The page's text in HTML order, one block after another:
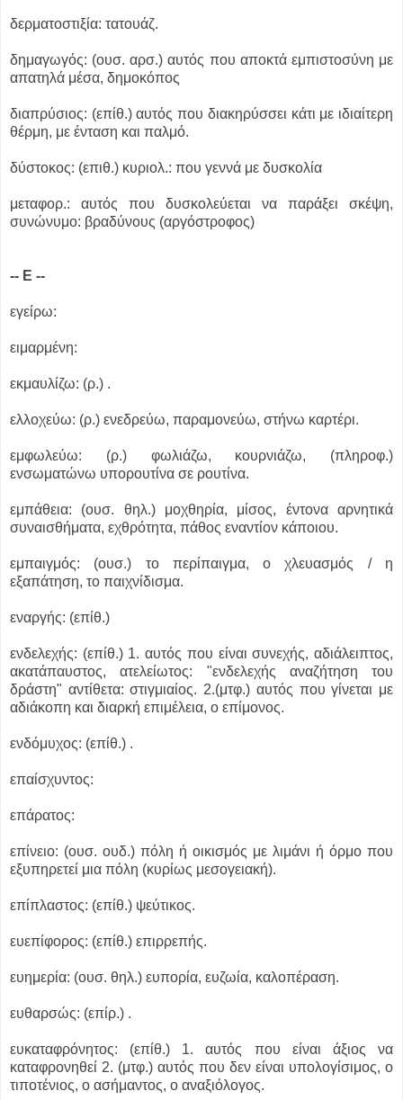
δερματοστιξία: τατουάζ.
δημαγωγός: (ουσ. αρσ.) αυτός που αποκτά εμπιστοσύνη με
απατηλά μέσα, δημοκόπος
διαπρύσιος: (επίθ.) αυτός που διακηρύσσει κάτι με ιδιαίτερη
θέρμη, με ένταση και παλμό.
δύστοκος: (επιθ.) κυριολ.: που γεννά με δυσκολία
μεταφορ.: αυτός που δυσκολεύεται να παράξει σκέψη,
συνώνυμο: βραδύνους (αργόστροφος)
-- Ε --
εγείρω:
ειμαρμένη:
εκμαυλίζω: (ρ.) .
ελλοχεύω: (ρ.) ενεδρεύω, παραμονεύω, στήνω καρτέρι.
εμφωλεύω: (ρ.) φωλιάζω, κουρνιάζω, (πληροφ.)
ενσωματώνω υπορουτίνα σε ρουτίνα.
εμπάθεια: (ουσ. θηλ.) μοχθηρία, μίσος, έντονα αρνητικά
συναισθήματα, εχθρότητα, πάθος εναντίον κάποιου.
εμπαιγμός: (ουσ.) το περίπαιγμα, ο χλευασμός / η
εξαπάτηση, το παιχνίδισμα.
εναργής: (επίθ.)
ενδελεχής: (επίθ.) 1. αυτός που είναι συνεχής, αδιάλειπτος,
ακατάπαυστος, ατελείωτος: "ενδελεχής αναζήτηση του
δράστη" αντίθετα: στιγμιαίος. 2.(μτφ.) αυτός που γίνεται με
αδιάκοπη και διαρκή επιμέλεια, ο επίμονος.
ενδόμυχος: (επίθ.) .
επαίσχυντος:
επάρατος:
επίνειο: (ουσ. ουδ.) πόλη ή οικισμός με λιμάνι ή όρμο που
εξυπηρετεί μια πόλη (κυρίως μεσογειακή).
επίπλαστος: (επίθ.) ψεύτικος.
ευεπίφορος: (επίθ.) επιρρεπής.
ευημερία: (ουσ. θηλ.) ευπορία, ευζωία, καλοπέραση.
ευθαρσώς: (επίρ.) .
ευκαταφρόνητος: (επίθ.) 1. αυτός που είναι άξιος να
καταφρονηθεί 2. (μτφ.) αυτός που δεν είναι υπολογίσιμος, ο
τιποτένιος, ο ασήμαντος, ο αναξιόλογος.